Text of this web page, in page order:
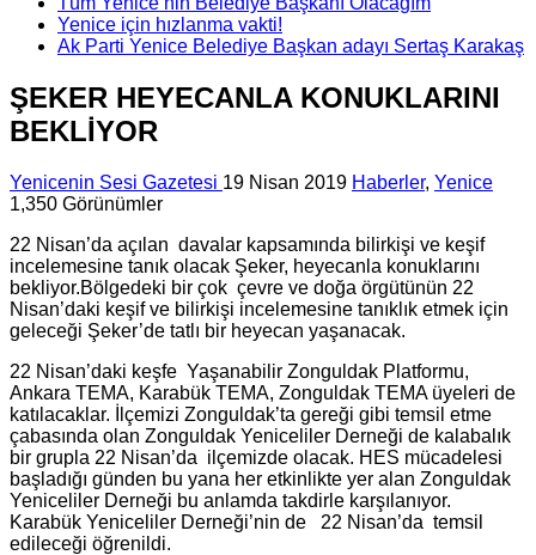
Yenice için hızlanma vakti!
Ak Parti Yenice Belediye Başkan adayı Sertaş Karakaş
ŞEKER HEYECANLA KONUKLARINI
BEKLİYOR
Yenicenin Sesi Gazetesi 19 Nisan 2019 Haberler, Yenice
1,350 Görünümler
22 Nisan’da açılan davalar kapsamında bilirkişi ve keşif
incelemesine tanık olacak Şeker, heyecanla konuklarını
bekliyor.Bölgedeki bir çok çevre ve doğa örgütünün 22
Nisan’daki keşif ve bilirkişi incelemesine tanıklık etmek için
geleceği Şeker’de tatlı bir heyecan yaşanacak.
22 Nisan’daki keşfe Yaşanabilir Zonguldak Platformu,
Ankara TEMA, Karabük TEMA, Zonguldak TEMA üyeleri de
katılacaklar. İlçemizi Zonguldak’ta gereği gibi temsil etme
çabasında olan Zonguldak Yeniceliler Derneği de kalabalık
bir grupla 22 Nisan’da ilçemizde olacak. HES mücadelesi
başladığı günden bu yana her etkinlikte yer alan Zonguldak
Yeniceliler Derneği bu anlamda takdirle karşılanıyor.
Karabük Yeniceliler Derneği’nin de 22 Nisan’da temsil
edileceği öğrenildi.